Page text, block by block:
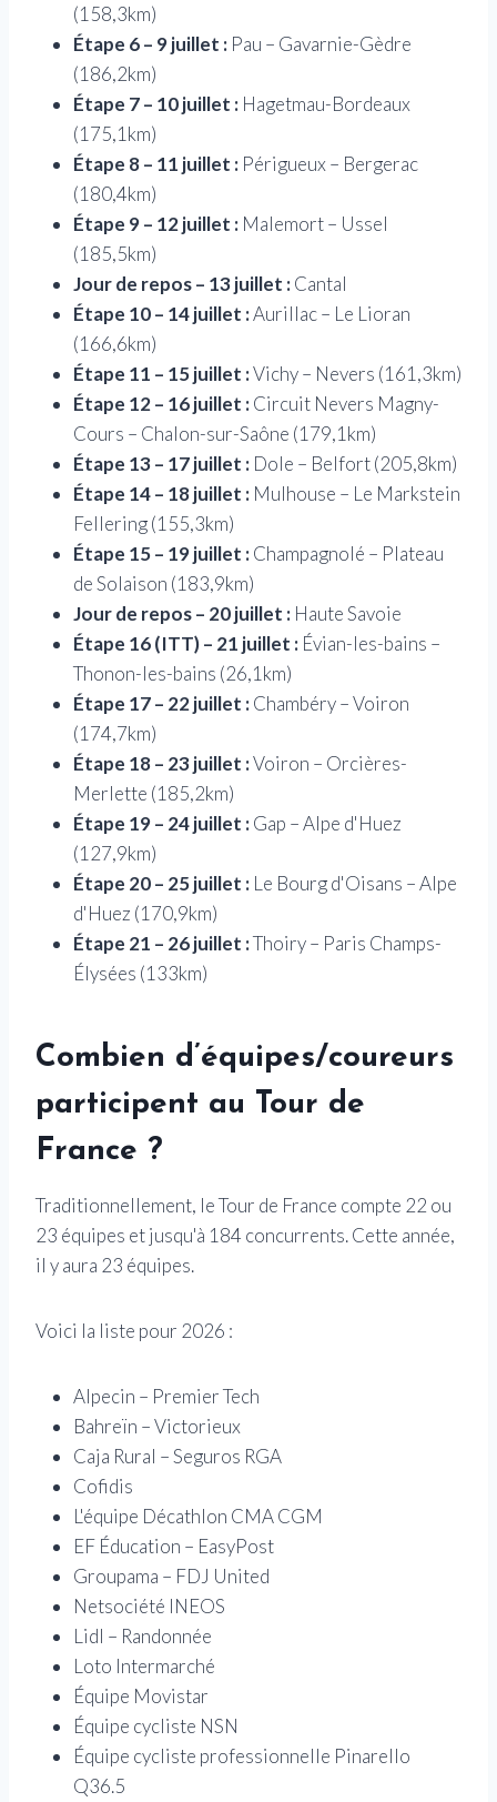
(158,3km)
Étape 6 – 9 juillet : Pau – Gavarnie-Gèdre
(186,2km)
Étape 7 – 10 juillet : Hagetmau-Bordeaux
(175,1km)
Étape 8 – 11 juillet : Périgueux – Bergerac
(180,4km)
Étape 9 – 12 juillet : Malemort – Ussel
(185,5km)
Jour de repos – 13 juillet :Cantal
Étape 10 – 14 juillet :Aurillac – Le Lioran
(166,6km)
Étape 11 – 15 juillet :Vichy – Nevers (161,3km)
Étape 12 – 16 juillet :Circuit Nevers Magny-
Cours – Chalon-sur-Saône (179,1km)
Étape 13 – 17 juillet : Dole – Belfort (205,8km)
Étape 14 – 18 juillet : Mulhouse – Le Markstein
Fellering (155,3km)
Étape 15 – 19 juillet :Champagnolé – Plateau
de Solaison (183,9km)
Jour de repos – 20 juillet : Haute Savoie
Étape 16 (ITT) – 21 juillet : Évian-les-bains –
Thonon-les-bains (26,1km)
Étape 17 – 22 juillet :Chambéry – Voiron
(174,7km)
Étape 18 – 23 juillet :Voiron – Orcières-
Merlette (185,2km)
Étape 19 – 24 juillet :Gap – Alpe d'Huez
(127,9km)
Étape 20 – 25 juillet : Le Bourg d'Oisans – Alpe
d'Huez (170,9km)
Étape 21 – 26 juillet :Thoiry – Paris Champs-
Élysées (133km)
Combien d’équipes/coureurs
participent au Tour de
France ?
Traditionnellement, le Tour de France compte 22 ou
23 équipes et jusqu'à 184 concurrents. Cette année,
il y aura 23 équipes.
Voici la liste pour 2026 :
Alpecin – Premier Tech
Bahreïn – Victorieux
Caja Rural – Seguros RGA
Cofidis
L'équipe Décathlon CMA CGM
EF Éducation – EasyPost
Groupama – FDJ United
Netsociété INEOS
Lidl – Randonnée
Loto Intermarché
Équipe Movistar
Équipe cycliste NSN
Équipe cycliste professionnelle Pinarello
Q36.5